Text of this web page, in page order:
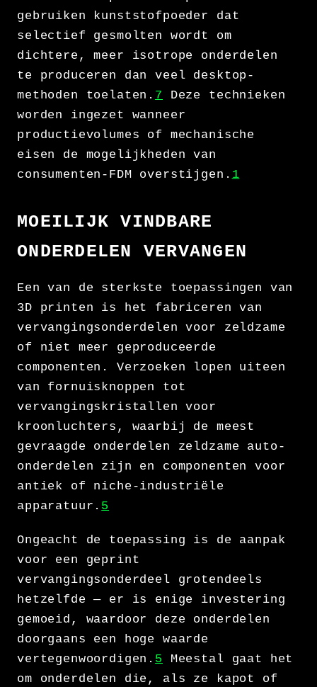
gebruiken kunststofpoeder dat
selectief gesmolten wordt om
dichtere, meer isotrope onderdelen
te produceren dan veel desktop-
methoden toelaten. 7
Deze technieken
worden ingezet wanneer
productievolumes of mechanische
eisen de mogelijkheden van
consumenten-FDM overstijgen. 1
MOEILIJK VINDBARE
ONDERDELEN VERVANGEN
Een van de sterkste toepassingen van
3D printen is het fabriceren van
vervangingsonderdelen voor zeldzame
of niet meer geproduceerde
componenten. Verzoeken lopen uiteen
van fornuisknoppen tot
vervangingskristallen voor
kroonluchters, waarbij de meest
gevraagde onderdelen zeldzame auto-
onderdelen zijn en componenten voor
antiek of niche-industriële
apparatuur. 5
Ongeacht de toepassing is de aanpak
voor een geprint
vervangingsonderdeel grotendeels
hetzelfde — er is enige investering
gemoeid, waardoor deze onderdelen
doorgaans een hoge waarde
vertegenwoordigen. 5
Meestal gaat het
om onderdelen die, als ze kapot of